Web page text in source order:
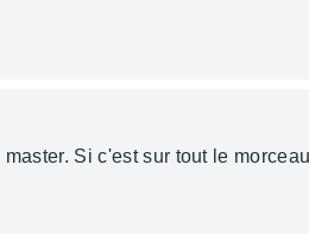
Si c'est sur tout le